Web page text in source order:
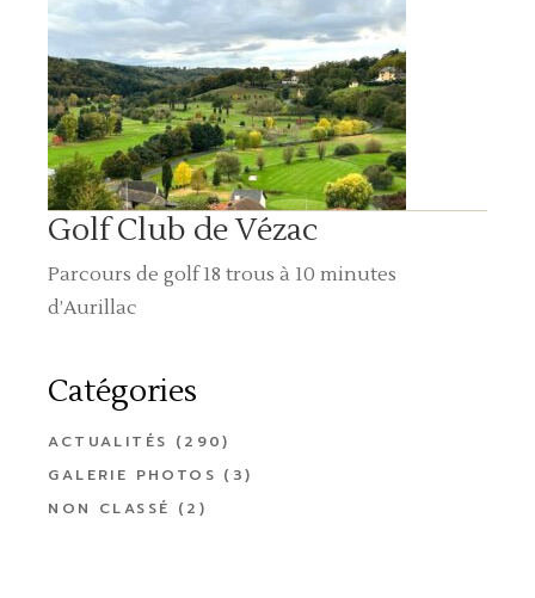
Golf Club de Vézac
Parcours de golf 18 trous à 10 minutes
d’Aurillac
Catégories
ACTUALITÉS (290)
GALERIE PHOTOS (3)
NON CLASSÉ (2)